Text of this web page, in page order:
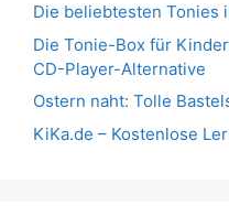
Die beliebtesten Tonies
Die Tonie-Box für
CD-Player-Alternative
Ostern naht: Tolle
KiKa.de – Kostenlose